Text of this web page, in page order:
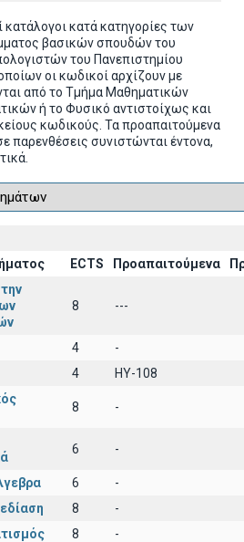
κατά κατηγορίες των
βασικών σπουδών του
του Πανεπιστημίου
οι κωδικοί αρχίζουν με
από το Τμήμα Μαθηματικών
ή το Φυσικό αντιστοίχως και
κωδικούς. Τα προαπαιτούμενα
παρενθέσεις συνιστώνται έντονα,
ECTS Προαπαιτούμενα
8 ---
4
-
4 HY-108
8 -
6 -
6
-
8
-
8
-